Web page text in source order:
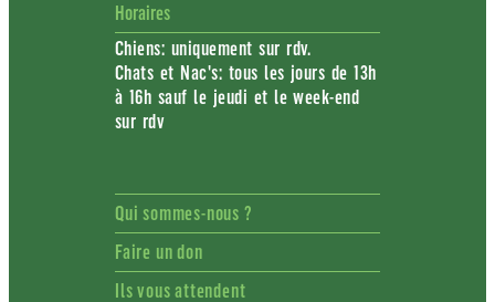
Horaires
Chiens: uniquement sur rdv.
Chats et Nac's: tous les jours de 13h
à 16h sauf le jeudi et le week-end
sur rdv
Qui sommes-nous ?
Faire un don
Ils vous attendent